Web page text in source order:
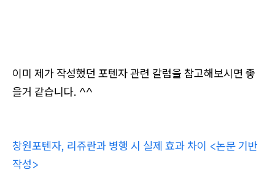
이미 제가 작성했던 포텐자 관련 칼럼을 참고해보시면 좋
을거 같습니다. ^^
창원포텐자, 리쥬란과 병행 시 실제 효과 차이 <논문 기반
작성>